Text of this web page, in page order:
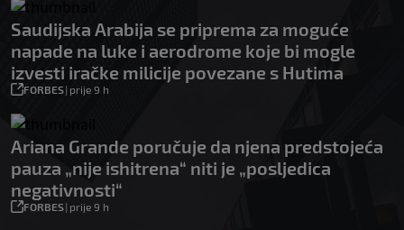
Saudijska Arabija se priprema za moguće
napade na luke i aerodrome koje bi mogle
izvesti iračke milicije povezane s Hutima
FORBES| prije 9 h
Ariana Grande poručuje da njena predstojeća
pauza „nije ishitrena“ niti je „posljedica
negativnosti“
FORBES| prije 9 h